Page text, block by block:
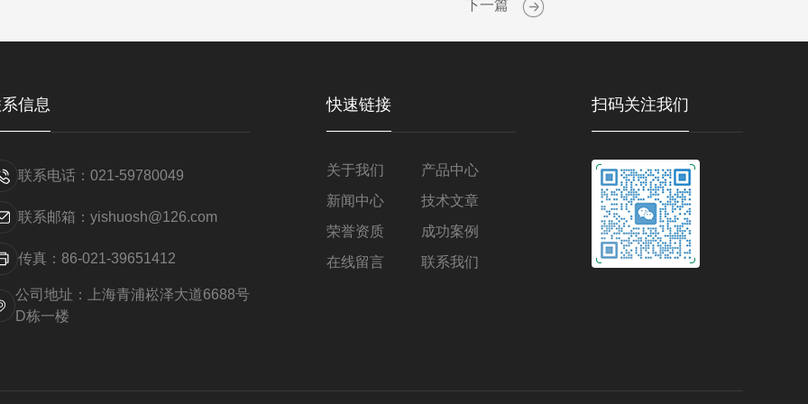
下一篇
信息
联系电话：021-59780049
联系邮箱：yishuosh@126.com
传真：86-021-39651412
公司地址：上海青浦崧泽大道6688号
D栋一楼
快速链接
关于我们
产品中心
新闻中心
技术文章
荣誉资质
成功案例
在线留言
联系我们
扫码关注我们